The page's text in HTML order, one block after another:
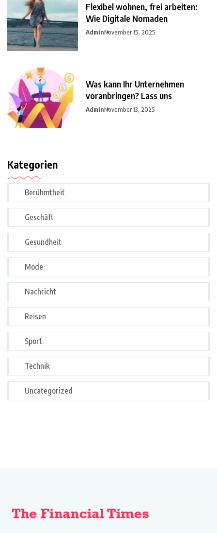
Flexibel wohnen, frei arbeiten:
Wie Digitale Nomaden
AdminNovember 15, 2025
Was kann Ihr Unternehmen
voranbringen? Lass uns
AdminNovember 13, 2025
Kategorien
Berühmtheit
Geschäft
Gesundheit
Mode
Nachricht
Reisen
Sport
Technik
Uncategorized